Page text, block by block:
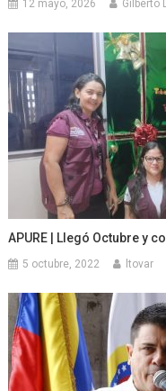
12 mayo, 2026 Gilberto
APURE | Llegó Octubre y
5 octubre, 2022 ltovar